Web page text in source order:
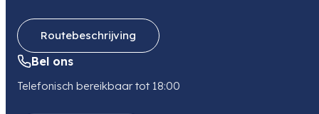
+31621301017
Routebeschrijving
Bel ons
Telefonisch bereikbaar tot 18:00